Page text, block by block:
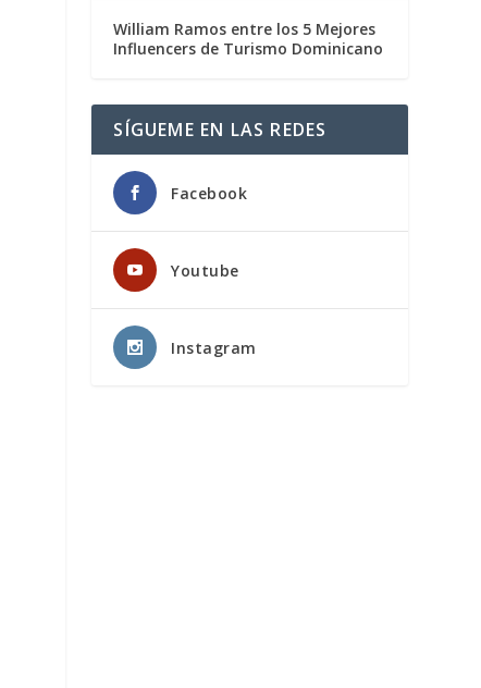
William Ramos entre los 5 Mejores
Influencers de Turismo Dominicano
SÍGUEME EN LAS REDES
Facebook
Youtube
Instagram